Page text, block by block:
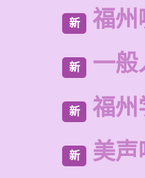
新 福州
新 一般
新 福州
新 美声